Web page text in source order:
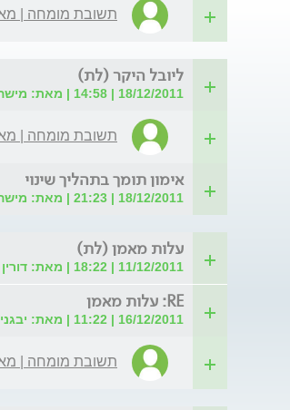
תשובת מומחה |
ליובל היקר (לת)
18/12/2011 | 14:58 | מאת: מישהי שכתבה ב2007
תשובת מומחה |
אימון תומך בתהליך שינוי
18/12/2011 | 21:23 | מאת: מישהי שכתבה ב2007
עלות מאמן (לת)
11/12/2011 | 18:22 | מאת: דורין
RE: עלות מאמן
16/12/2011 | 11:22 | מאת: יבגניה
תשובת מומחה |